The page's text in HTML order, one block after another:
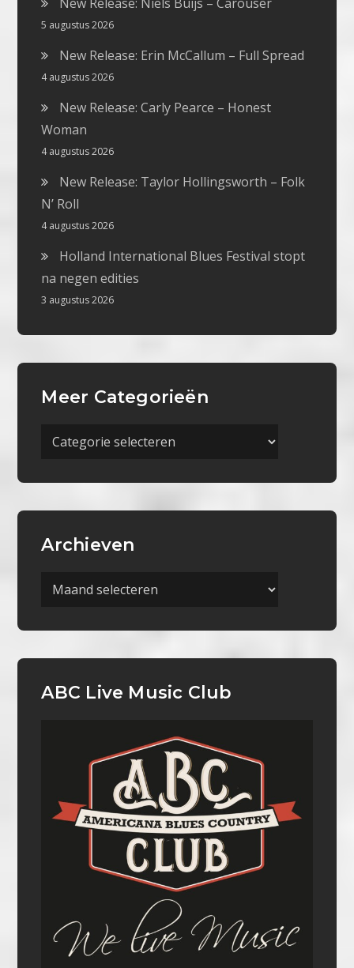
5 augustus 2026
New Release: Erin McCallum – Full Spread
4 augustus 2026
New Release: Carly Pearce – Honest
Woman
4 augustus 2026
New Release: Taylor Hollingsworth – Folk
N’ Roll
4 augustus 2026
Holland International Blues Festival stopt
na negen edities
3 augustus 2026
Meer Categorieën
Meer
Archieven
Archieven
ABC Live Music Club